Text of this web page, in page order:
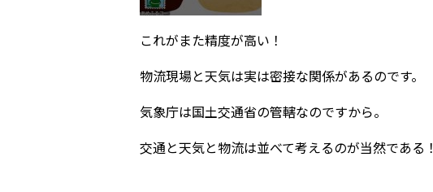
これがまた精度が高い！
物流現場と天気は実は密接な関係があるのです。
気象庁は国土交通省の管轄なのですから。
交通と天気と物流は並べて考えるのが当然である！